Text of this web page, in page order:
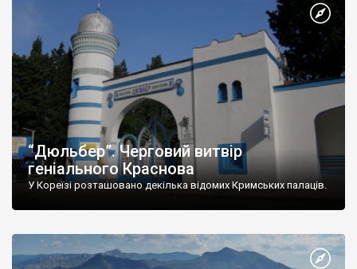
“Дюльбер”. Черговий витвір
геніального Краснова
У Кореїзі розташовано декілька відомих Кримських палаців.